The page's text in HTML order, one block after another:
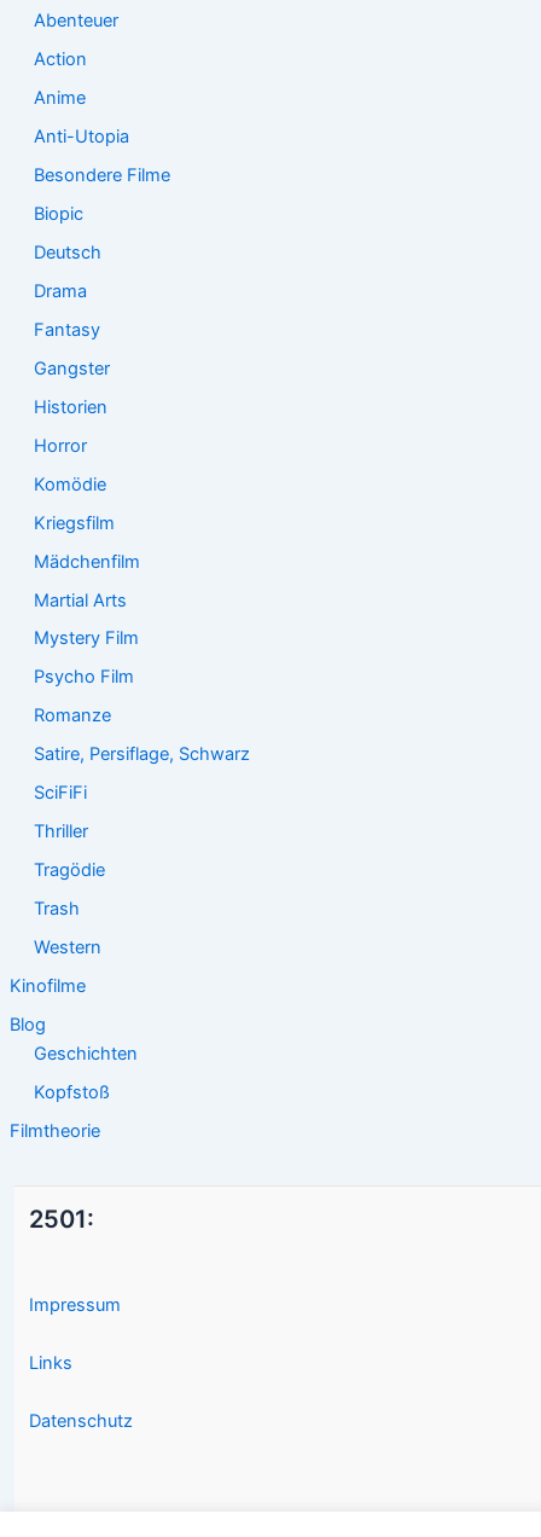
Abenteuer
Action
Anime
Anti-Utopia
Besondere Filme
Biopic
Deutsch
Drama
Fantasy
Gangster
Historien
Horror
Komödie
Kriegsfilm
Mädchenfilm
Martial Arts
Mystery Film
Psycho Film
Romanze
Satire, Persiflage, Schwarz
SciFiFi
Thriller
Tragödie
Trash
Western
Kinofilme
Blog
Geschichten
Kopfstoß
Filmtheorie
2501:
Impressum
Links
Datenschutz